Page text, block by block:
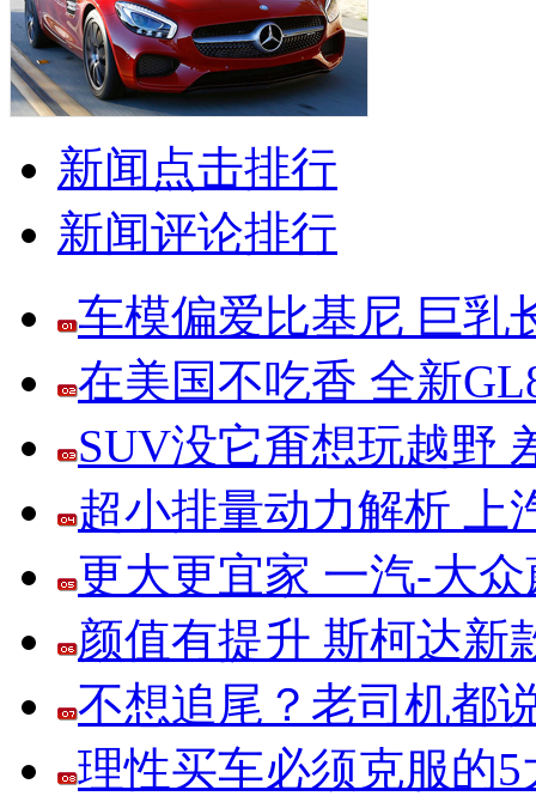
新闻点击排行
新闻评论排行
车模偏爱比基尼 巨乳
在美国不吃香 全新
SUV没它甭想玩越野
超小排量动力解析 上
更大更宜家 一汽-大
颜值有提升 斯柯达新
不想追尾？老司机都
理性买车必须克服的5